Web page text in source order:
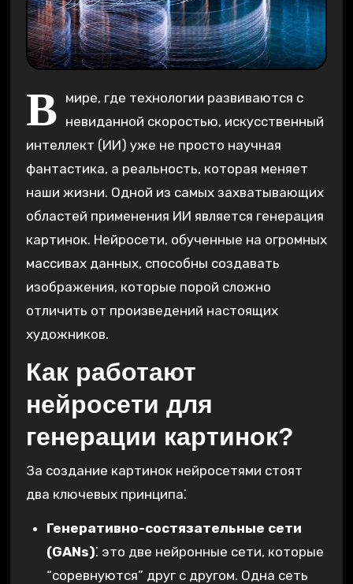
В мире, где технологии развиваются с
невиданной скоростью, искусственный
интеллект (ИИ) уже не просто научная
фантастика, а реальность, которая меняет
наши жизни. Одной из самых захватывающих
областей применения ИИ является генерация
картинок. Нейросети, обученные на огромных
массивах данных, способны создавать
изображения, которые порой сложно
отличить от произведений настоящих
художников.
Как работают
нейросети для
генерации картинок?
За создание картинок нейросетями стоят
два ключевых принципа⁚
Генеративно-состязательные сети
(GANs)⁚ это две нейронные сети, которые
“соревнуются” друг с другом. Одна сеть